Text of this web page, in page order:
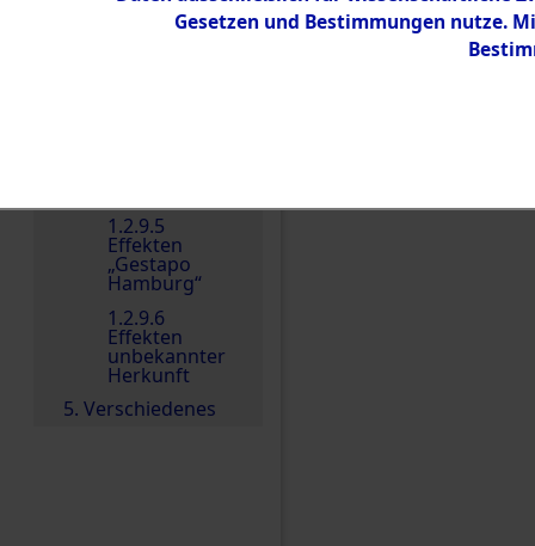
Neuengamm
1.2.9.5
Effekten
„Gestapo
Hamburg“
1.2.9.6
Effekten
unbekannter
Herkunft
5. Verschiedenes
Einen Kommentar
Gesetzen und Bestimmungen nutze.